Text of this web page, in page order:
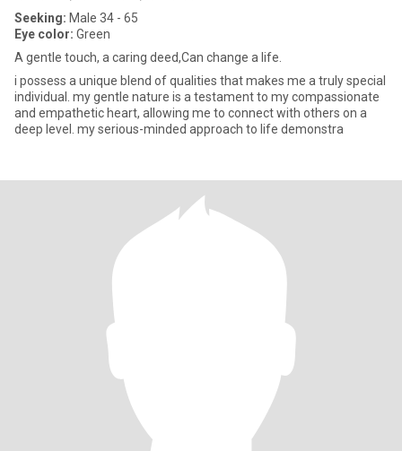
Seeking: Male 34 - 65
Eye color: Green
A gentle touch, a caring deed,Can change a life.
i possess a unique blend of qualities that makes me a truly special
individual. my gentle nature is a testament to my compassionate
and empathetic heart, allowing me to connect with others on a
deep level. my serious-minded approach to life demonstra